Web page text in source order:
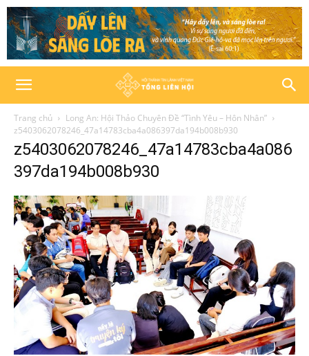
Trang chủ
Long An: Hội Thảo Chuyên Đề “Tình Yêu – Hôn Nhân”
z5403062078246_47a14783cba4a086397da194b008b930
z5403062078246_47a14783cba4a086
397da194b008b930